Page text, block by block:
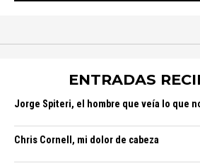
ENTRADAS
Jorge Spiteri, el hombre que veía lo que
Chris Cornell, mi dolor de cabeza